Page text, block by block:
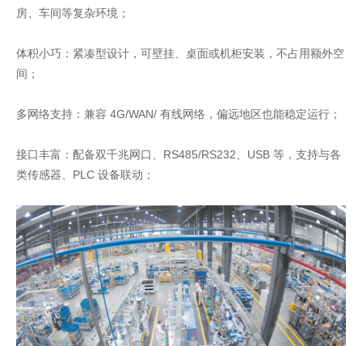
房、车间等复杂环境；
体积小巧：紧凑型设计，可壁挂、桌面或机柜安装，不占用额外空
间；
多网络支持：兼容 4G/WAN/ 有线网络，偏远地区也能稳定运行；
接口丰富：配备双千兆网口、RS485/RS232、USB 等，支持与各
类传感器、PLC 设备联动；